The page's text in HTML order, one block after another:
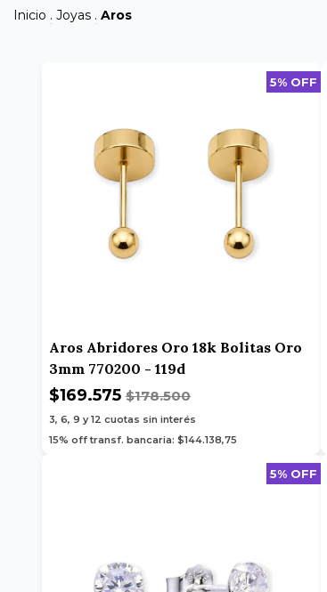
Inicio . Joyas . Aros
5% OFF
Aros Abridores Oro 18k Bolitas Oro
3mm 770200 - 119d
$169.575 $178.500
3, 6, 9 y 12 cuotas sin interés
15% off transf. bancaria: $144.138,75
5% OFF